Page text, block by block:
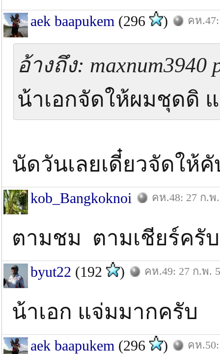
aek baapukem (296 ) คห
อ้างถึง: maxnum3940
น้าเอกจัดให้ผมชุดดิ
นัดวันเลยเดี๋ยวจัดให้คั
kob_Bangkoknoi คห.48: 27 ก.พ
ตามชม ตามเชียร์ค
byut22 (192 ) คห.49: 27 ก.พ.
น้าเอก แจ่มมากครับ
aek baapukem (296 ) คห